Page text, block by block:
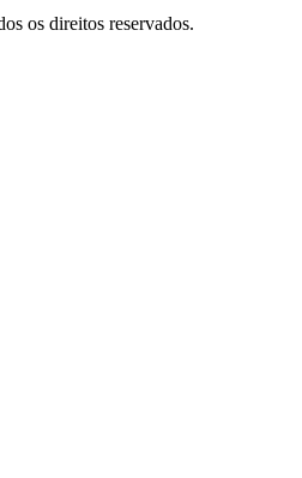
os direitos reservados.